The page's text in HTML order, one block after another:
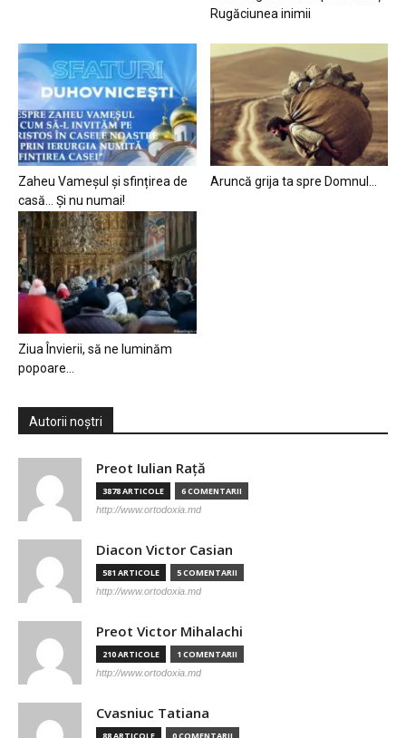
Rugăciunea inimii
Zaheu Vameșul și sfințirea de
casă… Și nu numai!
Aruncă grija ta spre Domnul…
Ziua Învierii, să ne luminăm
popoare…
Autorii noștri
Preot Iulian Raţă
3878 ARTICOLE 6 COMENTARII
http://www.ortodoxia.md
Diacon Victor Casian
581 ARTICOLE 5 COMENTARII
http://www.ortodoxia.md
Preot Victor Mihalachi
210 ARTICOLE 1 COMENTARII
http://www.ortodoxia.md
Cvasniuc Tatiana